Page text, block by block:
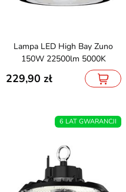
Lampa LED High Bay Zuno
150W 22500lm 5000K
229,90
6 LAT GWARANCJI